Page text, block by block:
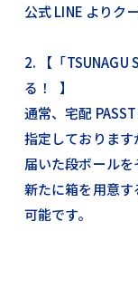
公式 LINE より
2. 【「TSUNAGU
る！ 】
通常、宅配
指定しております
届いた段ボールを
新たに箱を用意
可能です。